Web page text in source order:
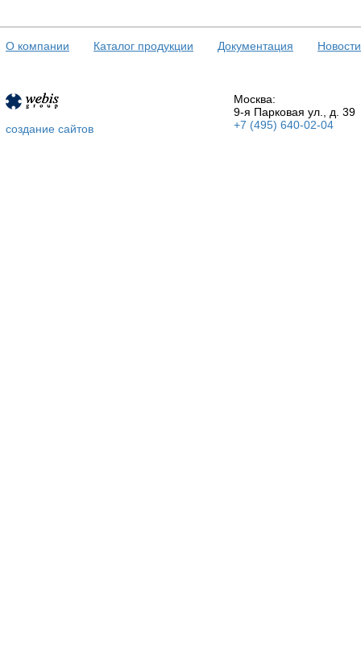
О компании Каталог продукции Документация Новости
создание сайтов
Москва:
9-я Парковая ул., д. 39
+7 (495) 640-02-04